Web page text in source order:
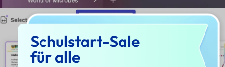
Schulstart-Sale
für alle